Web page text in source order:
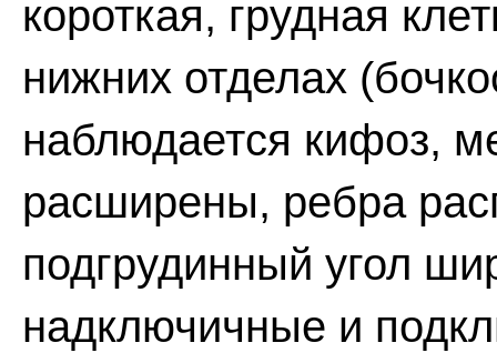
короткая, грудная
нижних отделах
наблюдается кифоз,
расширены, ребра
подгрудинный угол
надключичные и